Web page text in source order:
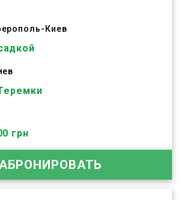
- Киев
грн